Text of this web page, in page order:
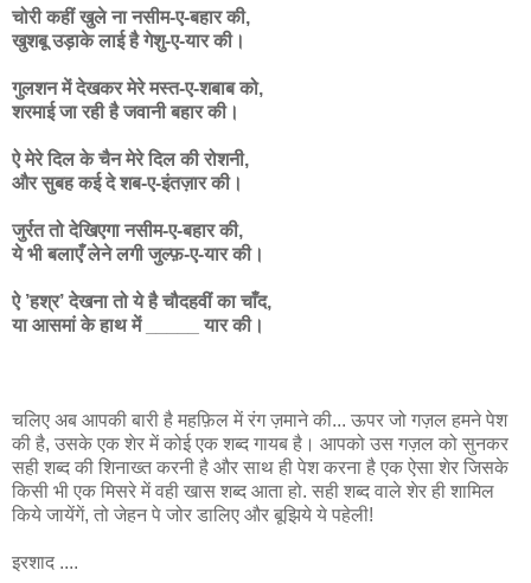
चोरी कहीं खुले ना नसीम-ए-बहार की,
खुशबू उड़ाके लाई है गेशु-ए-यार की।
गुलशन में देखकर मेरे मस्त-ए-शबाब को,
शरमाई जा रही है जवानी बहार की।
ऐ मेरे दिल के चैन मेरे दिल की रोशनी,
और सुबह कई दे शब-ए-इंतज़ार की।
जुर्रत तो देखिएगा नसीम-ए-बहार की,
ये भी बलाएँ लेने लगी जुल्फ़-ए-यार की।
ऐ ’हश्र’ देखना तो ये है चौदहवीं का चाँद,
या आसमां के हाथ में _____ यार की।
चलिए अब आपकी बारी है महफ़िल में रंग ज़माने की... ऊपर जो गज़ल हमने पेश
की है, उसके एक शेर में कोई एक शब्द गायब है। आपको उस गज़ल को सुनकर
सही शब्द की शिनाख्त करनी है और साथ ही पेश करना है एक ऐसा शेर जिसके
किसी भी एक मिसरे में वही खास शब्द आता हो. सही शब्द वाले शेर ही शामिल
किये जायेंगें, तो जेहन पे जोर डालिए और बूझिये ये पहेली!
इरशाद ....